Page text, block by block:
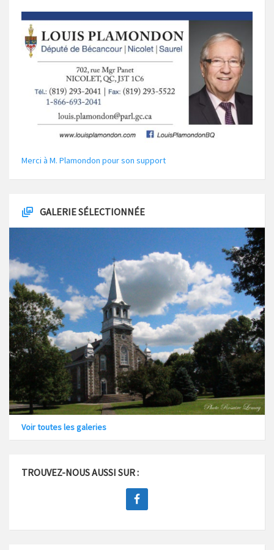
Merci à M. Plamondon pour son support
GALERIE SÉLECTIONNÉE
Voir toutes les galeries
TROUVEZ-NOUS AUSSI SUR :